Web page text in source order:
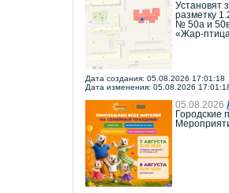
Установят
разметку
№ 50а и
«Жар-
Дата создания: 05.08.2026 17:01:18
Дата изменения: 05.08.2026
05.08.2026